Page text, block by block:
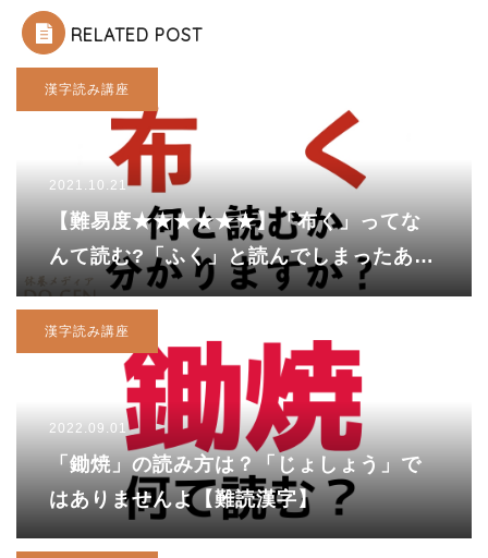
RELATED POST
漢字読み講座
2021.10.21
【難易度★★★★★★】「布く」ってな
んて読む?「ふく」と読んでしまったあな
たは・・・
漢字読み講座
2022.09.01
「鋤焼」の読み方は？「じょしょう」で
はありませんよ【難読漢字】